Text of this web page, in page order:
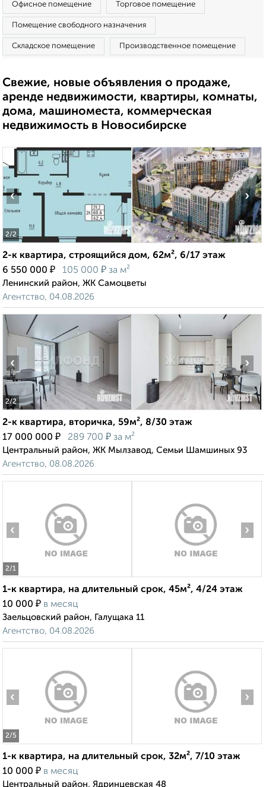
Офисное помещение Торговое помещение
Помещение свободного назначения
Складское помещение Производственное помещение
Свежие, новые объявления о продаже,
аренде недвижимости, квартиры, комнаты,
дома, машиноместа, коммерческая
недвижимость в Новосибирске
2/2
‹ ›
2-к квартира, строящийся дом, 62м², 6/17 этаж
6 550 000 ₽ 105 000 ₽ за м²
Ленинский район, ЖК Самоцветы
Агентство, 04.08.2026
2/2
‹ ›
2-к квартира, вторичка, 59м², 8/30 этаж
17 000 000 ₽ 289 700 ₽ за м²
Центральный район, ЖК Мылзавод, Семьи Шамшиных 93
Агентство, 08.08.2026
2/1
‹ ›
1-к квартира, на длительный срок, 45м², 4/24 этаж
10 000 ₽ в месяц
Заельцовский район, Галущака 11
Агентство, 04.08.2026
2/5
‹ ›
1-к квартира, на длительный срок, 32м², 7/10 этаж
10 000 ₽ в месяц
Центральный район, Ядринцевская 48